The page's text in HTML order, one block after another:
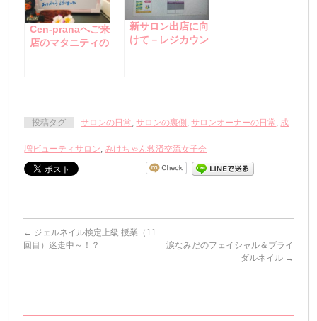
Cen-pranaへご来
店のマタニティの
新サロン出店に向
けて－レジカウン
投稿タグ サロンの日常,サロンの裏側 ,サロンオーナーの日常, 成
増ビューティサロン,みけちゃん救済交流女子会
← ジェルネイル検定上級 授業（11
回目）迷走中～！？
涙なみだのフェイシャル＆ブライ
ダルネイル →